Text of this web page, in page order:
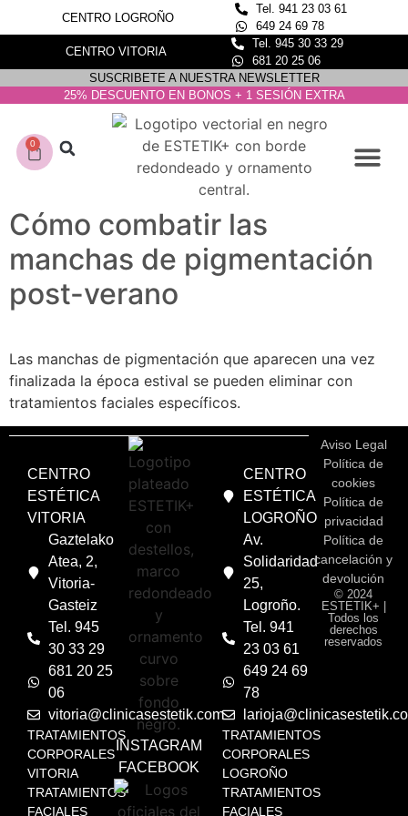
CENTRO LOGROÑO
Tel. 941 23 03 61
649 24 69 78
CENTRO VITORIA
Tel. 945 30 33 29
681 20 25 06
SUSCRIBETE A NUESTRA NEWSLETTER
25% DESCUENTO EN BONOS + 1 SESIÓN EXTRA
0
Cómo combatir las
manchas de pigmentación
post-verano
Las manchas de pigmentación que aparecen una vez
finalizada la época estival se pueden eliminar con
tratamientos faciales específicos.
CENTRO
ESTÉTICA
VITORIA
Gaztelako
Atea, 2,
Vitoria-
Gasteiz
Tel. 945
30 33 29
681 20 25
06
vitoria@clinicasestetik.com
TRATAMIENTOS
CORPORALES
VITORIA
TRATAMIENTOS
FACIALES
INSTAGRAM
FACEBOOK
CENTRO
ESTÉTICA
LOGROÑO
Av.
Solidaridad
25,
Logroño.
Tel. 941
23 03 61
649 24 69
78
TRATAMIENTOS
CORPORALES
LOGROÑO
TRATAMIENTOS
FACIALES
Aviso Legal
Política de
cookies
Política de
privacidad
Política de
cancelación y
devolución
© 2024
ESTETIK+ |
Todos los
derechos
reservados